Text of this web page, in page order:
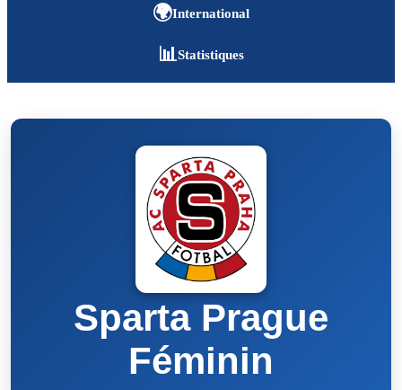
🌍International
📊Statistiques
Sparta Prague
Féminin